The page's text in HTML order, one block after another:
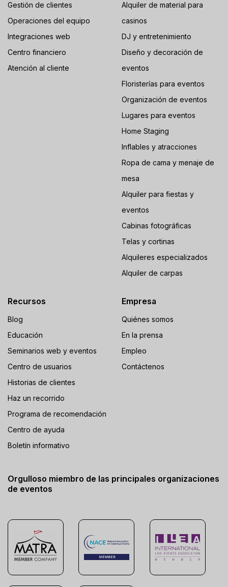
Gestión de clientes
Operaciones del equipo
Integraciones web
Centro financiero
Atención al cliente
Alquiler de material para
casinos
DJ y entretenimiento
Diseño y decoración de
eventos
Floristerías para eventos
Organización de eventos
Lugares para eventos
Home Staging
Inflables y atracciones
Ropa de cama y menaje de
mesa
Alquiler para fiestas y
eventos
Cabinas fotográficas
Telas y cortinas
Alquileres especializados
Alquiler de carpas
Recursos
Blog
Educación
Seminarios web y eventos
Centro de usuarios
Historias de clientes
Haz un recorrido
Programa de recomendación
Centro de ayuda
Boletín informativo
Empresa
Quiénes somos
En la prensa
Empleo
Contáctenos
Orgulloso miembro de las principales organizaciones
de eventos